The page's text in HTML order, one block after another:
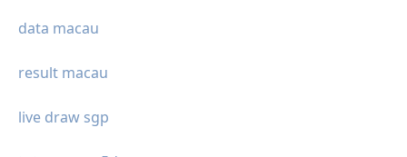
data macau
result macau
live draw sgp